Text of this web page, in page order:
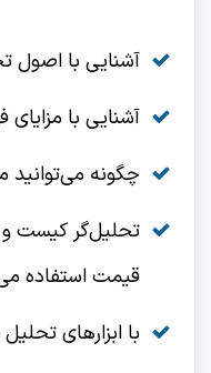
آشنایی با اصول
آشنایی با مزایای
چگونه می‌توانید
تحلیل‌گر کیست و
قیمت استفاده
با ابزارهای